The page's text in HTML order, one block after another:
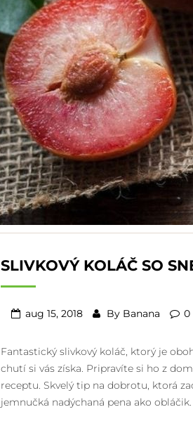
SLIVKOVÝ KOLÁČ SO
aug 15, 2018 By Banana 0
Fantastický slivkový koláč, ktorý je
chutí si vás získa. Pripravíte si ho z
receptu. Skvelý tip na dobrotu, ktorá
jemnučká nadýchaná pena ako